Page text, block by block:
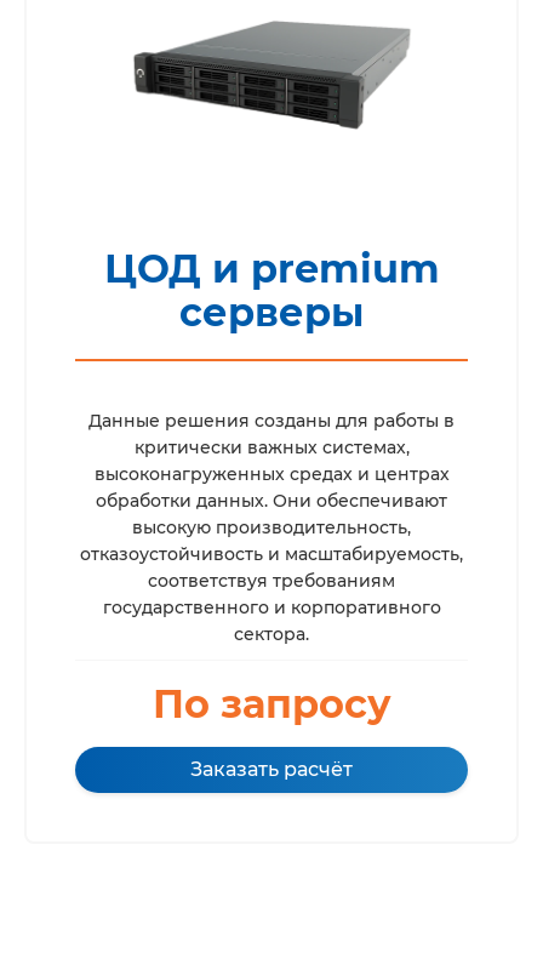
ЦОД и premium
серверы
Данные решения созданы для работы в
критически важных системах,
высоконагруженных средах и центрах
обработки данных. Они обеспечивают
высокую производительность,
отказоустойчивость и масштабируемость,
соответствуя требованиям
государственного и корпоративного
сектора.
По запросу
Заказать расчёт